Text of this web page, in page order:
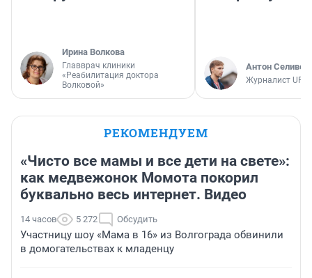
Ирина Волкова
Главврач клиники
«Реабилитация доктора
Волковой»
Антон
Журналист
РЕКОМЕНДУЕМ
«Чисто все мамы и все дети на свете»:
как медвежонок Момота покорил
буквально весь интернет. Видео
14 часов 5 272 Обсудить
Участницу шоу «Мама в 16» из Волгограда обвинили
в домогательствах к младенцу